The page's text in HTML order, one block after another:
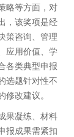
略等方面，对
，该奖项是经
策咨询、管理
应用价值、学
各类典型申报
选题针对性不
改建议。
果凝练、材料
报成果需紧扣